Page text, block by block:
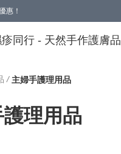
惠！
同行 - 天然手作護膚品
/ 主婦手護理用品
理用品